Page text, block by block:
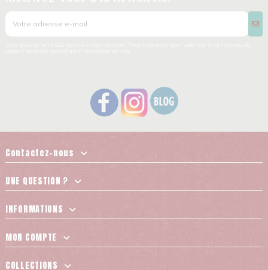
Contactez-nous
UNE QUESTION ?
INFORMATIONS
MON COMPTE
COLLECTIONS